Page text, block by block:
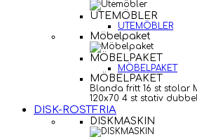
UTEMÖBLER
UTEMÖBLER
Möbelpaket
MÖBELPAKET
MÖBELPAKET
MÖBELPAKET
Blanda fritt 16 st stolar
120x70 4 st stativ
DISK-ROSTFRIA
DISKMASKIN